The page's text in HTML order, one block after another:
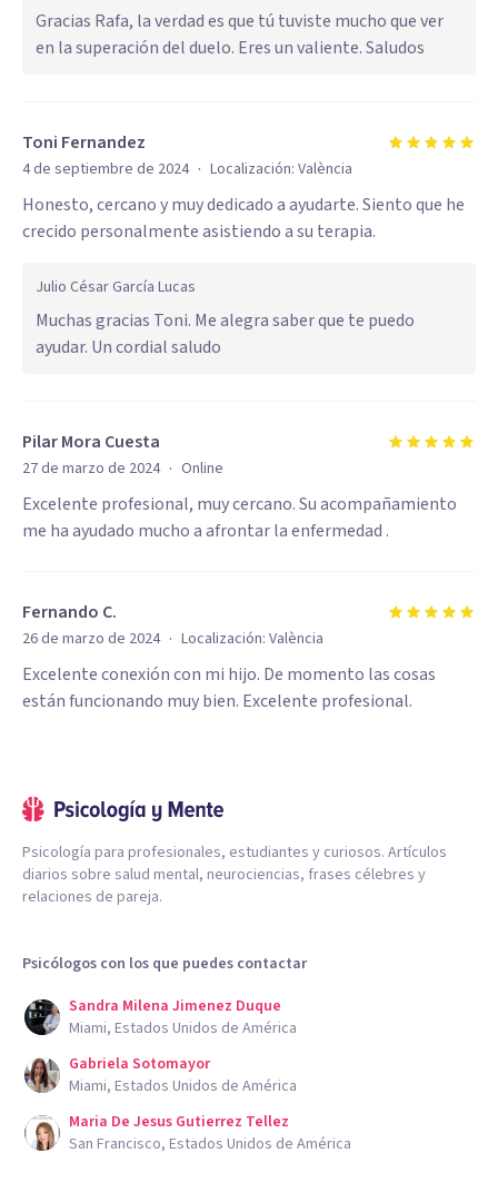
Gracias Rafa, la verdad es que tú tuviste mucho que ver
en la superación del duelo. Eres un valiente. Saludos
Toni Fernandez
4 de septiembre de 2024 · Localización: València
Honesto, cercano y muy dedicado a ayudarte. Siento que he
crecido personalmente asistiendo a su terapia.
Julio César García Lucas
Muchas gracias Toni. Me alegra saber que te puedo
ayudar. Un cordial saludo
Pilar Mora Cuesta
27 de marzo de 2024 · Online
Excelente profesional, muy cercano. Su acompañamiento
me ha ayudado mucho a afrontar la enfermedad .
Fernando C.
26 de marzo de 2024 · Localización: València
Excelente conexión con mi hijo. De momento las cosas
están funcionando muy bien. Excelente profesional.
Psicología para profesionales, estudiantes y curiosos. Artículos
diarios sobre salud mental, neurociencias, frases célebres y
relaciones de pareja.
Psicólogos con los que puedes contactar
Sandra Milena Jimenez Duque
Miami, Estados Unidos de América
Gabriela Sotomayor
Miami, Estados Unidos de América
Maria De Jesus Gutierrez Tellez
San Francisco, Estados Unidos de América